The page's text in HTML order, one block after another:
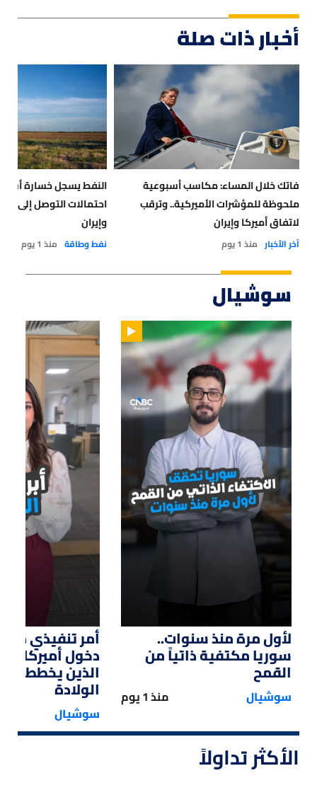
أخبار ذات صلة
فاتك خلال المساء: مكاسب أسبوعية
ملحوظة للمؤشرات الأميركية.. وترقب
لاتفاق أميركا وإيران
آخر الأخبار منذ 1 يوم
النفط يسجل خسارة
احتمالات التوصل إلى حل
وإيران
نفط وطاقة منذ 1 يوم
سوشيال
01:33
لأول مرة منذ سنوات..
سوريا مكتفية ذاتياً من
القمح
سوشيال منذ 1 يوم
أمر تنفيذي من
دخول أميركا
الذين يخططون
الولادة
سوشيال
الأكثر تداولاً